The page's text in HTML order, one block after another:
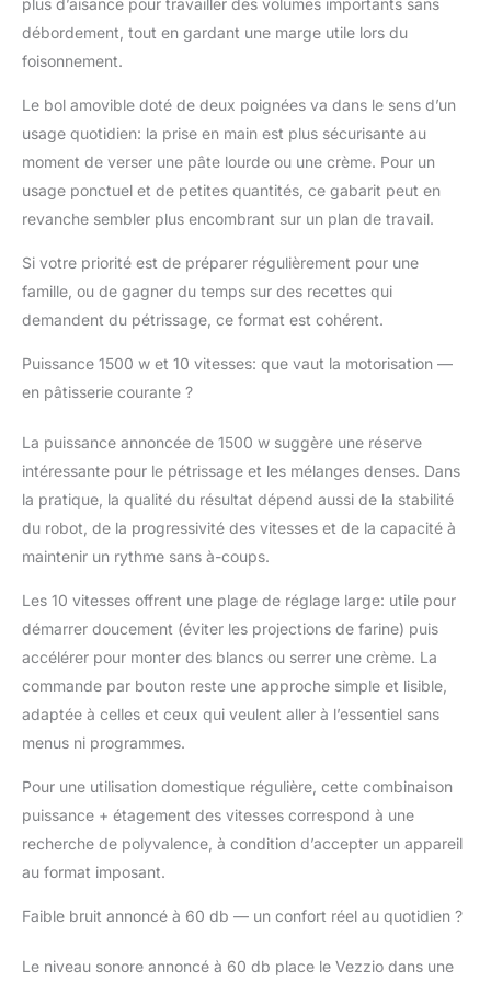
mélange de 8,5 litres
préparation des
aliments, et la
conception du bol de
mélange avec deux
poignées est plus
pratique à utiliser ; le
est équipé d'un
crochet pétrisseur,
d'un batteur plat, d'un
d'un séparateur de
poussière pour
répondre aux besoins
de la préparation de
divers desserts. 🍩
【SAFE AND STABLE】
Le robot de cuisine
d'une base lestée et de
5 pieds antidérapants,
de sorte que le robot
repose parfaitement
sur le plan de travail
pendant le travail.
être facilement ajoutés
est facile à monter et à
démonter. 🍕【Easy to
crochet pétrisseur avec
corrosion, cage à
plus d’aisance pour travailler des volumes importants sans
débordement, tout en gardant une marge utile lors du
foisonnement.
Le bol amovible doté de deux poignées va dans le sens d’un
usage quotidien: la prise en main est plus sécurisante au
moment de verser une pâte lourde ou une crème. Pour un
usage ponctuel et de petites quantités, ce gabarit peut en
revanche sembler plus encombrant sur un plan de travail.
Si votre priorité est de préparer régulièrement pour une
famille, ou de gagner du temps sur des recettes qui
demandent du pétrissage, ce format est cohérent.
Puissance 1500 w et 10 vitesses: que vaut la motorisation —
en pâtisserie courante ?
La puissance annoncée de 1500 w suggère une réserve
intéressante pour le pétrissage et les mélanges denses. Dans
la pratique, la qualité du résultat dépend aussi de la stabilité
du robot, de la progressivité des vitesses et de la capacité à
maintenir un rythme sans à-coups.
Les 10 vitesses offrent une plage de réglage large: utile pour
démarrer doucement (éviter les projections de farine) puis
accélérer pour monter des blancs ou serrer une crème. La
commande par bouton reste une approche simple et lisible,
adaptée à celles et ceux qui veulent aller à l’essentiel sans
menus ni programmes.
Pour une utilisation domestique régulière, cette combinaison
puissance + étagement des vitesses correspond à une
recherche de polyvalence, à condition d’accepter un appareil
au format imposant.
Faible bruit annoncé à 60 db — un confort réel au quotidien ?
Le niveau sonore annoncé à 60 db place le Vezzio dans une